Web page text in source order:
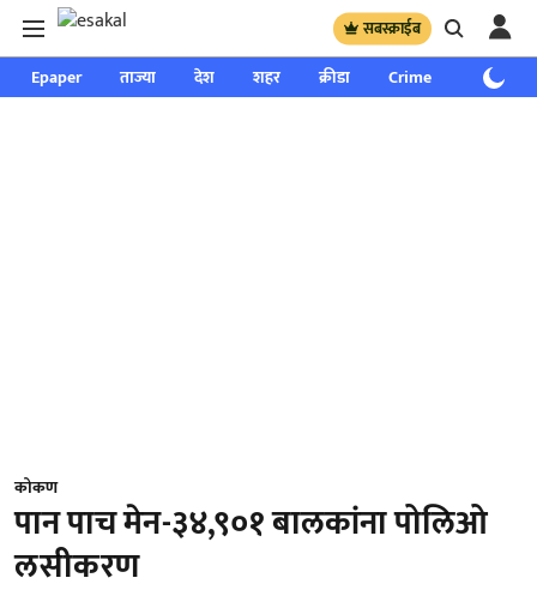
सबस्क्राईब
Epaper ताज्या देश शहर क्रीडा Crime साप्ताहिक
कोकण
पान पाच मेन-३४,९०१ बालकांना पोलिओ
लसीकरण